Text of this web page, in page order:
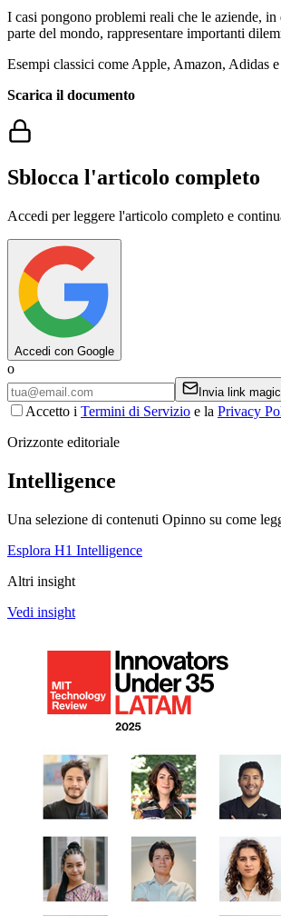
I casi pongono problemi reali che le aziende,
parte del mondo, rappresentare importanti
Esempi classici come Apple, Amazon, Adidas
Scarica il documento
Sblocca l'articolo completo
Accedi per leggere l'articolo completo e
Accedi con Google
o
Invia link
Accetto i Termini di Servizio e la Privacy
Orizzonte editoriale
Intelligence
Una selezione di contenuti Opinno su come
Esplora H1 Intelligence
Altri insight
Vedi insight